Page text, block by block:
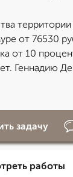
территории
от 76530
от 10
Геннадию
задачу
работы